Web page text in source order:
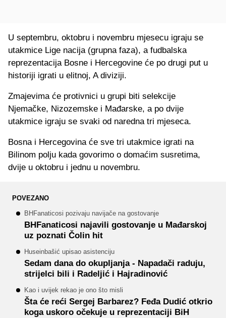
U septembru, oktobru i novembru mjesecu igraju se
utakmice Lige nacija (grupna faza), a fudbalska
reprezentacija Bosne i Hercegovine će po drugi put u
historiji igrati u elitnoj, A diviziji.
Zmajevima će protivnici u grupi biti selekcije
Njemačke, Nizozemske i Mađarske, a po dvije
utakmice igraju se svaki od naredna tri mjeseca.
Bosna i Hercegovina će sve tri utakmice igrati na
Bilinom polju kada govorimo o domaćim susretima,
dvije u oktobru i jednu u novembru.
POVEZANO
BHFanaticosi pozivaju navijače na gostovanje
BHFanaticosi najavili gostovanje u Mađarskoj
uz poznati Čolin hit
Huseinbašić upisao asistenciju
Sedam dana do okupljanja - Napadači raduju,
strijelci bili i Radeljić i Hajradinović
Kao i uvijek rekao je ono što misli
Šta će reći Sergej Barbarez? Feđa Dudić otkrio
koga uskoro očekuje u reprezentaciji BiH